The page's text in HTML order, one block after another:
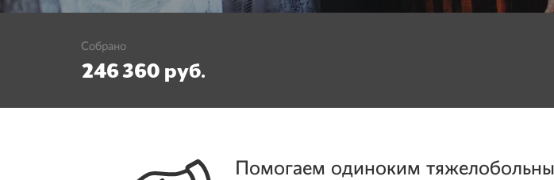
Собрано
246 360 руб.
Помогаем одиноким